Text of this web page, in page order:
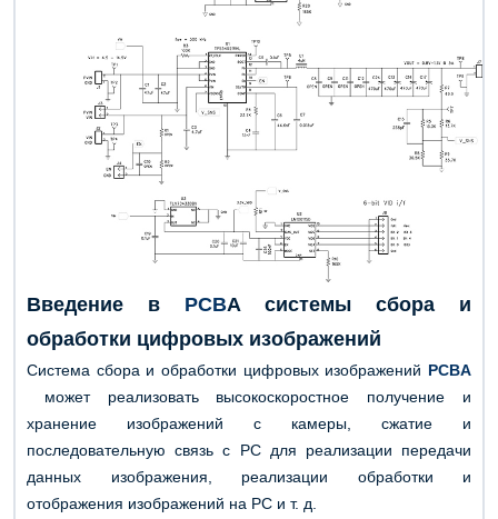
Введение в PCBA системы сбора и
обработки цифровых изображений
Система сбора и обработки цифровых изображений PCBA
может реализовать высокоскоростное получение и
хранение изображений с камеры, сжатие и
последовательную связь с PC для реализации передачи
данных изображения, реализации обработки и
отображения изображений на PC и т. д.